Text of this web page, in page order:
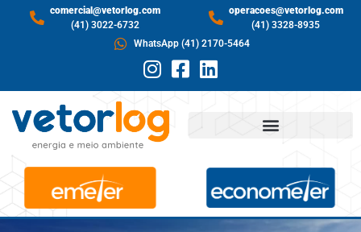
comercial@vetorlog.com
(41) 3022-6732
operacoes@vetorlog.com
(41) 3328-8935
WhatsApp (41) 2170-5464